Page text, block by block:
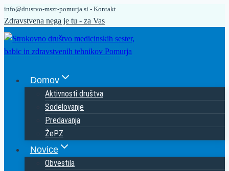
Skip
to
content
info@drustvo-mszt-pomurja.si - Kontakt
Zdravstvena nega je tu - za Vas
Domov
Aktivnosti društva
Sodelovanje
Predavanja
ŽePZ
Novice
Obvestila